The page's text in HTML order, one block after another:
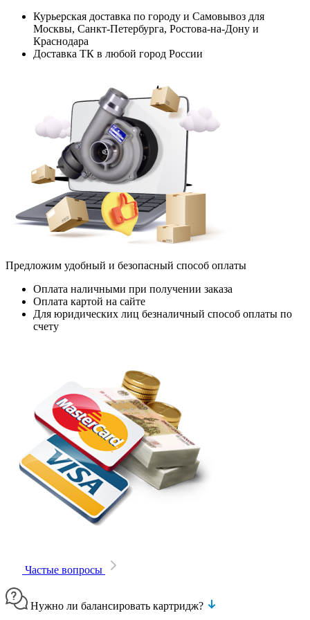
Курьерская доставка по городу и Самовывоз для
Москвы, Санкт-Петербурга, Ростова-на-Дону и
Краснодара
Доставка ТК в любой город России
Предложим удобный и безопасный способ оплаты
Оплата наличными при получении заказа
Оплата картой на сайте
Для юридических лиц безналичный способ оплаты по
счету
Частые вопросы
Нужно ли балансировать картридж?